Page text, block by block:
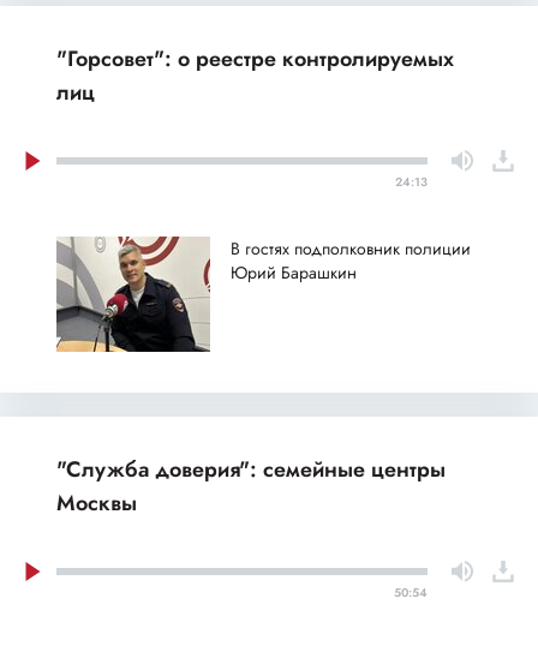
"Горсовет": о реестре контролируемых
лиц
24:13
В гостях подполковник полиции
Юрий Барашкин
"Служба доверия": семейные центры
Москвы
50:54